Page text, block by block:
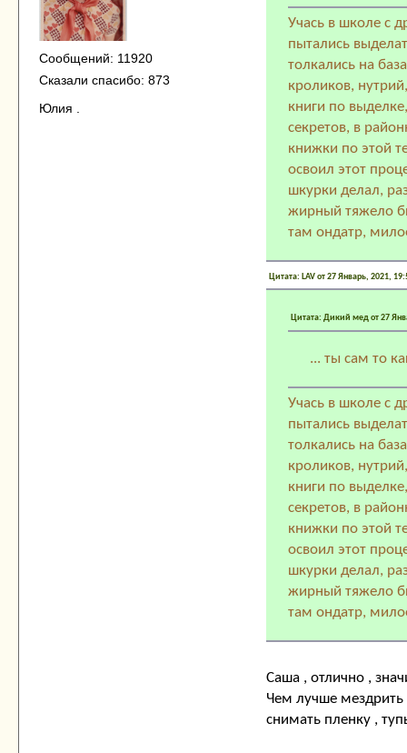
Сообщений: 11920
Сказали спасибо: 873
Юлия .
Учась в школе с
пытались
толкались на
кроликов,
книги по
секретов, в
книжки по этой
освоил этот
шкурки делал,
жирный тяжело
там ондатр,
Цитата: LAV от 27 Январь, 2021,
Цитата: Дикий мед от 27
... ты сам то
Учась в школе с
пытались
толкались на
кроликов,
книги по
секретов, в
книжки по этой
освоил этот
шкурки делал,
жирный тяжело
там ондатр,
Саша , отлично ,
Чем лучше
снимать пленку ,